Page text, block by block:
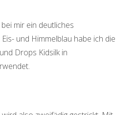
mir ein deutliches
und Himmelblau habe ich die
Drops Kidsilk in